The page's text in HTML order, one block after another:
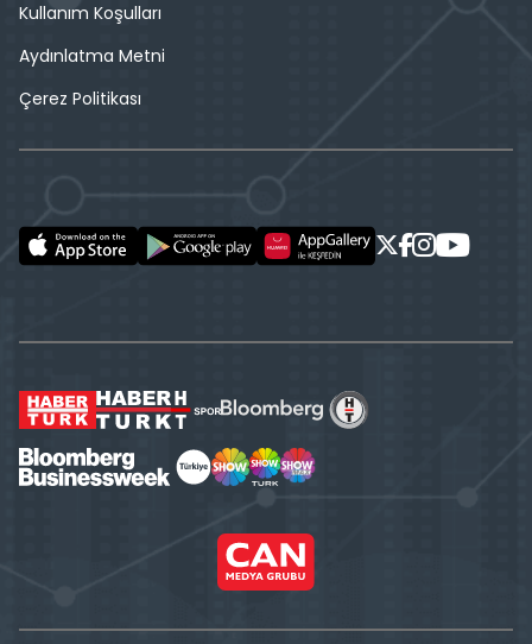
Kullanım Koşulları
Aydınlatma Metni
Çerez Politikası